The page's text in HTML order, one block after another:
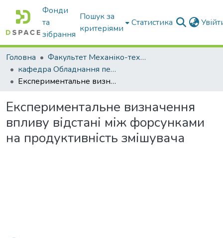
Фонди
та
зібрання
Пошук за
критеріями
Статистика
Головна
Факультет Механіко-технологічний
кафедра Обладнання переробних і харчових виробництв ім. професора Ф.Ю. Ялпачика
Експериментальне визначення впливу відстані між форсунками на продуктивність змішувача
Експериментальне визначення
впливу відстані між форсунками
на продуктивність змішувача